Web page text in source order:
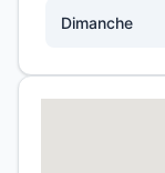
Dimanche